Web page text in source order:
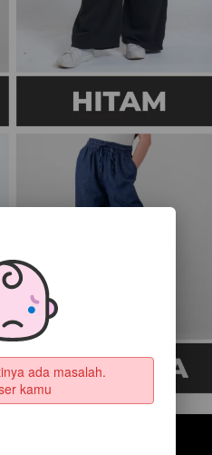
KONSUMEN
ada masalah.
kamu